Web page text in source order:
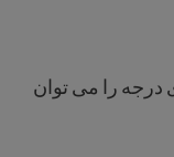
درجه را می توان